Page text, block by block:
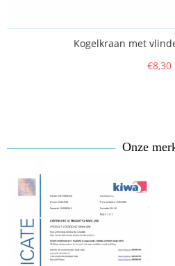
Kogelkraan met
€8,30
Onze